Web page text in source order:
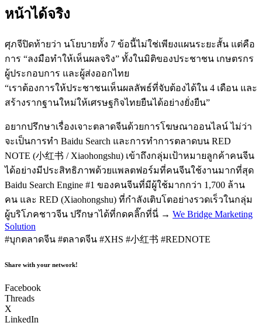
หน้าได้จริง
ศุภจีปิดท้ายว่า นโยบายทั้ง 7 ข้อนี้ไม่ใช่เพียงแผนระยะสั้น แต่คือ
การ “ลงมือทำให้เห็นผลจริง” ทั้งในมิติของประชาชน เกษตรกร
ผู้ประกอบการ และผู้ส่งออกไทย
“เราต้องการให้ประชาชนเห็นผลลัพธ์ที่จับต้องได้ใน 4 เดือน และ
สร้างรากฐานใหม่ให้เศรษฐกิจไทยยืนได้อย่างยั่งยืน”
อยากปรึกษาเรื่องเจาะตลาดจีนด้วยการโฆษณาออนไลน์ ไม่ว่า
จะเป็นการทำ Baidu Search และการทำการตลาดบน RED
NOTE (小红书 / Xiaohongshu) เข้าถึงกลุ่มเป้าหมายลูกค้าคนจีน
ได้อย่างมีประสิทธิภาพด้วยแพลตฟอร์มที่คนจีนใช้งานมากที่สุด
Baidu Search Engine #1 ของคนจีนที่มีผู้ใช้มากกว่า 1,700 ล้าน
คน และ RED (Xiaohongshu) ที่กำลังเติบโตอย่างรวดเร็วในกลุ่ม
ผู้บริโภคชาวจีน ปรึกษาได้ที่กดคลิ๊กที่นี่ → We Bridge Marketing
Solution
#บุกตลาดจีน #ตลาดจีน #XHS #小红书 #REDNOTE
Share with your network!
Facebook
Threads
X
LinkedIn